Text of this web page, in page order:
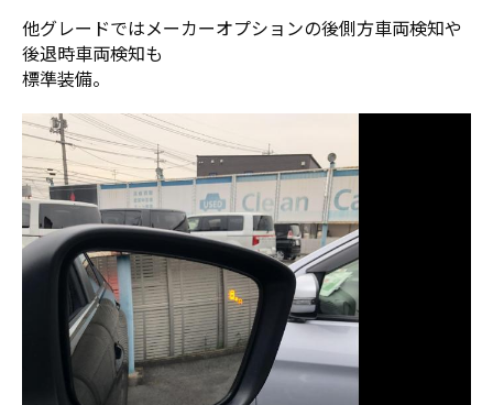
他グレードではメーカーオプションの後側方車両検知や
後退時車両検知も
標準装備。